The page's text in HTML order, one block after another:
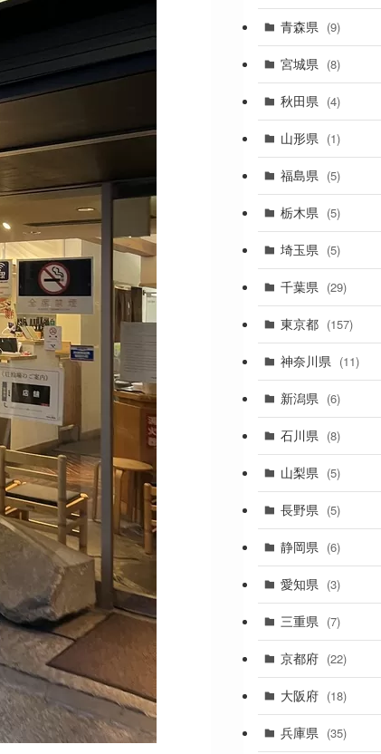
(27)
(2)
(1)
(1)
(1)
(2)
(1)
(3)
青森県 (9)
宮城県 (8)
秋田県 (4)
山形県 (1)
福島県 (5)
栃木県 (5)
埼玉県 (5)
千葉県 (29)
東京都 (157)
(36)
(11)
(31)
(1)
(5)
(1)
(1)
(11)
(4)
(4)
(17)
神奈川県 (11)
新潟県 (6)
石川県 (8)
山梨県 (5)
長野県 (5)
静岡県 (6)
愛知県 (3)
三重県 (7)
京都府 (22)
大阪府 (18)
兵庫県 (35)